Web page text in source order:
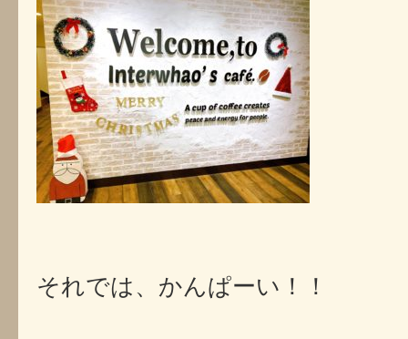
それでは、かんぱーい！！